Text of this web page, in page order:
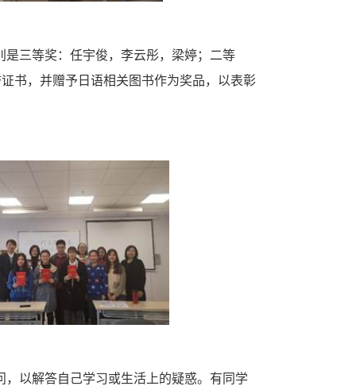
三等奖：任宇俊，李云彤，梁婷；二等
书，并赠予日语相关图书作为奖品，以表彰
以解答自己学习或生活上的疑惑。有同学